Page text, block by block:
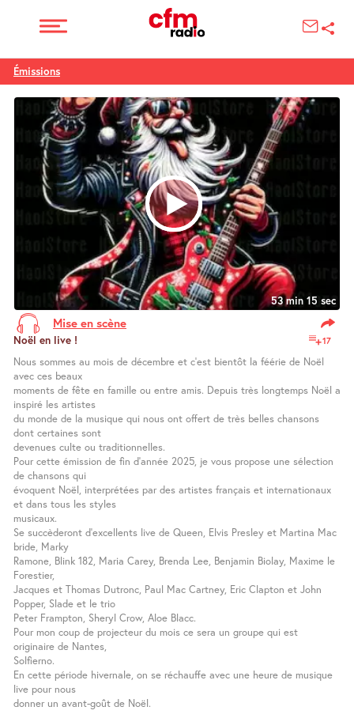
Émissions
53 min 15 sec
Mise en scène
17
Noël en live !
Nous sommes au mois de décembre et c’est bientôt la féérie de Noël
avec ces beaux
moments de fête en famille ou entre amis. Depuis très longtemps Noël a
inspiré les artistes
du monde de la musique qui nous ont offert de très belles chansons
dont certaines sont
devenues culte ou traditionnelles.
Pour cette émission de fin d’année 2025, je vous propose une sélection
de chansons qui
évoquent Noël, interprétées par des artistes français et internationaux
et dans tous les styles
musicaux.
Se succèderont d’excellents live de Queen, Elvis Presley et Martina Mac
bride, Marky
Ramone, Blink 182, Maria Carey, Brenda Lee, Benjamin Biolay, Maxime le
Forestier,
Jacques et Thomas Dutronc, Paul Mac Cartney, Eric Clapton et John
Popper, Slade et le trio
Peter Frampton, Sheryl Crow, Aloe Blacc.
Pour mon coup de projecteur du mois ce sera un groupe qui est
originaire de Nantes,
Solfierno.
En cette période hivernale, on se réchauffe avec une heure de musique
live pour nous
donner un avant-goût de Noël.